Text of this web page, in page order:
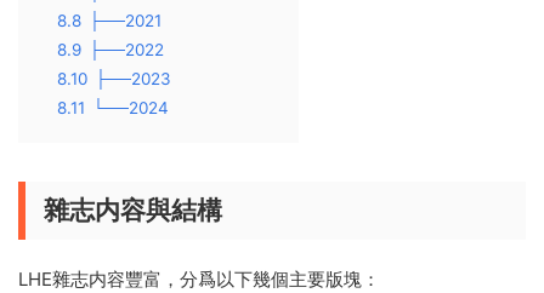
8.8
├──2021
8.9
├──2022
8.10
├──2023
8.11
└──2024
雜志内容與結構
LHE雜志内容豐富，分爲以下幾個主要版塊：